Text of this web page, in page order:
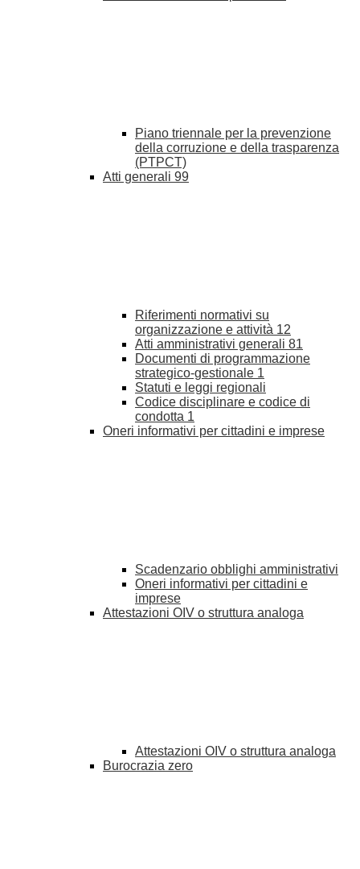
Piano triennale per la prevenzione
della corruzione e della trasparenza
(PTPCT)
Atti generali 99
Riferimenti normativi su
organizzazione e attività 12
Atti amministrativi generali 81
Documenti di programmazione
strategico-gestionale 1
Statuti e leggi regionali
Codice disciplinare e codice di
condotta 1
Oneri informativi per cittadini e imprese
Scadenzario obblighi amministrativi
Oneri informativi per cittadini e
imprese
Attestazioni OIV o struttura analoga
Attestazioni OIV o struttura analoga
Burocrazia zero